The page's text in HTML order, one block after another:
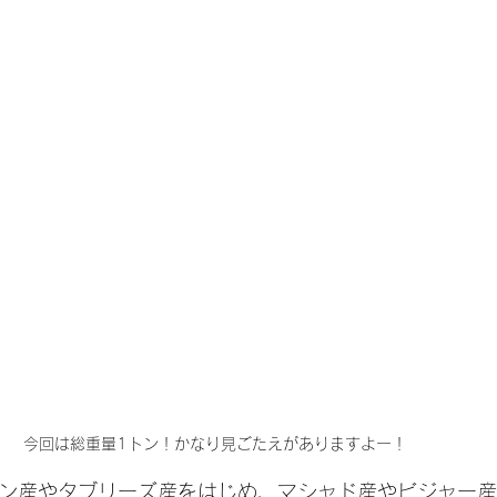
今回は総重量1トン！かなり見ごたえがありますよー！
産やタブリーズ産をはじめ、マシャド産やビジャー